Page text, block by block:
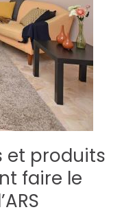
et produits
faire le